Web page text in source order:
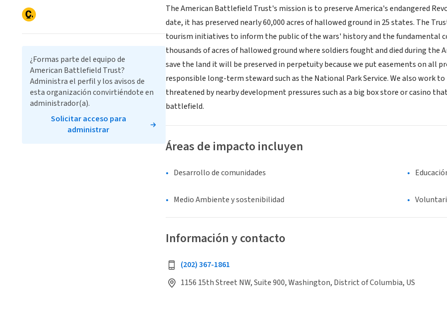
The American Battlefield Trust's mission is to preserve America's endangered
date, it has preserved nearly 60,000 acres of hallowed ground in 25 states. The
tourism initiatives to inform the public of the wars' history and the fundamental
thousands of acres of hallowed ground where soldiers fought and died during the
save the land it will be preserved in perpetuity because we put easements on all
responsible long-term steward such as the National Park Service. We also work
threatened by nearby development pressures such as a big box store or casino
battlefield.
Áreas de impacto incluyen
Desarrollo de comunidades
Medio Ambiente y sostenibilidad
Información y contacto
(202) 367-1861
1156 15th Street NW, Suite 900, Washington, District of Columbia, US
¿Formas parte del equipo de
American Battlefield Trust?
Administra el perfil y los avisos de
esta organización convirtiéndote en
administrador(a).
Solicitar acceso para
administrar